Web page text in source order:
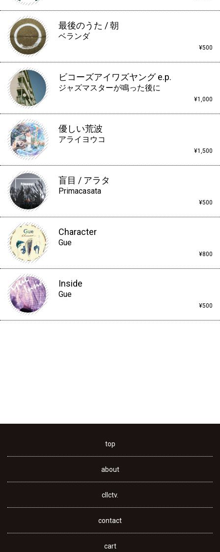
最後のうた / 朝
ベランダ
¥500
ビコーズアイワズヤング e.p.
ジャズマスターが鳴った後に
¥1,000
優しい荒波
アライヨウコ
¥1,500
盲目 / アラタ
Primacasata
¥500
Character
Gue
¥800
Inside
Gue
¥500
top
about
cllctv.
contact
cart